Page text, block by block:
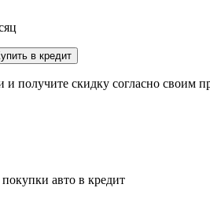
Купить в кредит
получите скидку согласно своим
авто в кредит